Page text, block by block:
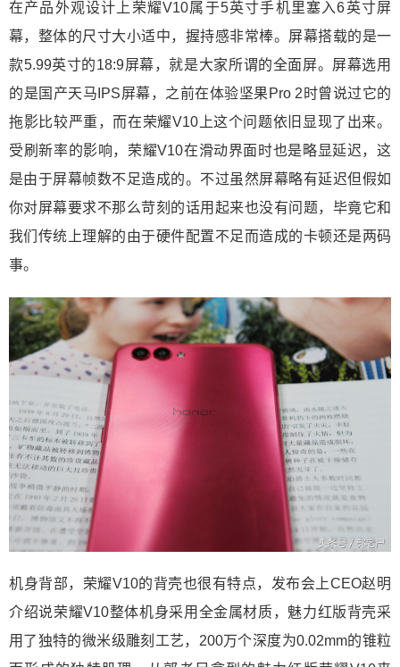
在产品外观设计上荣耀V10属于5英寸手机里塞入6英寸屏
幕，整体的尺寸大小适中，握持感非常棒。屏幕搭载的是一
款5.99英寸的18:9屏幕，就是大家所谓的全面屏。屏幕选用
的是国产天马IPS屏幕，之前在体验坚果Pro 2时曾说过它的
拖影比较严重，而在荣耀V10上这个问题依旧显现了出来。
受刷新率的影响，荣耀V10在滑动界面时也是略显延迟，这
是由于屏幕帧数不足造成的。不过虽然屏幕略有延迟但假如
你对屏幕要求不那么苛刻的话用起来也没有问题，毕竟它和
我们传统上理解的由于硬件配置不足而造成的卡顿还是两码
事。
机身背部，荣耀V10的背壳也很有特点，发布会上CEO赵明
介绍说荣耀V10整体机身采用全金属材质，魅力红版背壳采
用了独特的微米级雕刻工艺，200万个深度为0.02mm的锥粒